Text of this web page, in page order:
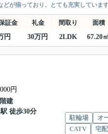
が揃っており、とても充実していま
証金 礼金 間取り 面積
円 30万円 2LDK 67.20
円
建
駅 徒歩30分
駐輪場
オ
CATV
宅